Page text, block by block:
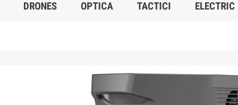
DRONES OPTICA TACTICI ELECTRIC